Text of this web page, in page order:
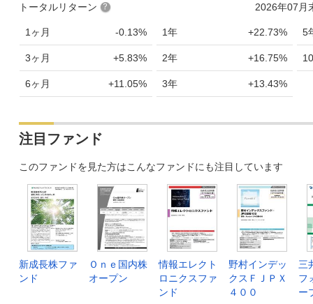
2026年07月
トータルリターン
1ヶ月 -0.13%
3ヶ月 +5.83%
6ヶ月 +11.05%
1年 +22.73%
2年 +16.75%
3年 +13.43%
5
注目ファンド
このファンドを見た方はこんなファンドにも注目しています
新成長株ファ
ンド
Ｏｎｅ国内株
オープン
情報エレクト
ロニクスファ
ンド
野村インデッ
クスＦＪＰＸ
４００
三
フ
ー